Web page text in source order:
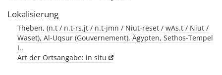
Lokalisierung
Theben, (n.t / n.t-rs.jt / n.t-jmn / Niut-reset / wAs.t / Niut /
Waset), Al-Uqsur (Gouvernement), Ägypten, Sethos-Tempel
I..
Art der Ortsangabe: in situ